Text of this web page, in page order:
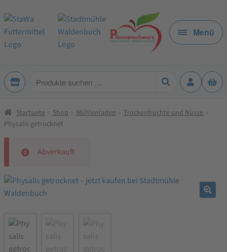
Zur
Navigation
springen
Zum
Inhalt
springen
Menü
Produkte
Startseite Shop Mühlenladen
Trockenfrüchte und Nüsse
Physalis getrocknet
Abverkauft